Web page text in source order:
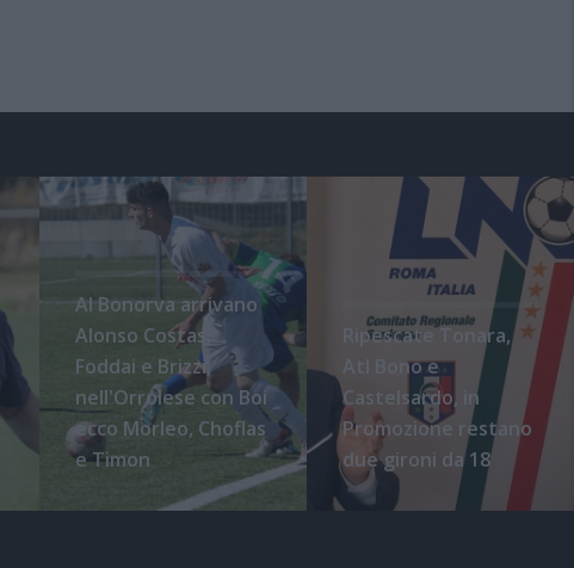
Al Bonorva arrivano
Alonso Costas,
Foddai e Brizzi,
nell'Orrolese con Boi
ecco Morleo, Choflas
e Timon
Ripescate Tonara,
Atl Bono e
Castelsardo, in
Promozione restano
due gironi da 18